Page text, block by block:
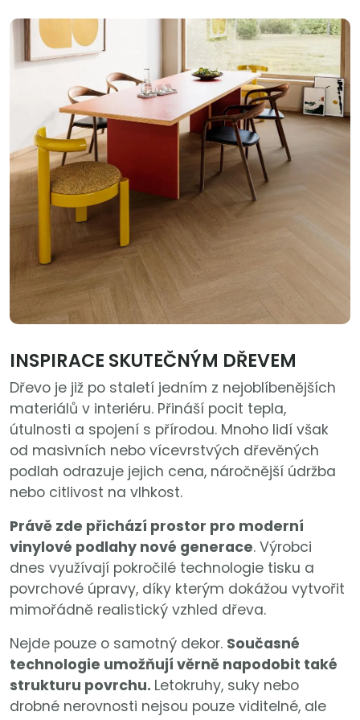
INSPIRACE SKUTEČNÝM DŘEVEM
Dřevo je již po staletí jedním z nejoblíbenějších
materiálů v interiéru. Přináší pocit tepla,
útulnosti a spojení s přírodou. Mnoho lidí však
od masivních nebo vícevrstvých dřevěných
podlah odrazuje jejich cena, náročnější údržba
nebo citlivost na vlhkost.
Právě zde přichází prostor pro moderní
vinylové podlahy nové generace. Výrobci
dnes využívají pokročilé technologie tisku a
povrchové úpravy, díky kterým dokážou vytvořit
mimořádně realistický vzhled dřeva.
Nejde pouze o samotný dekor. Současné
technologie umožňují věrně napodobit také
strukturu povrchu. Letokruhy, suky nebo
drobné nerovnosti nejsou pouze viditelné, ale